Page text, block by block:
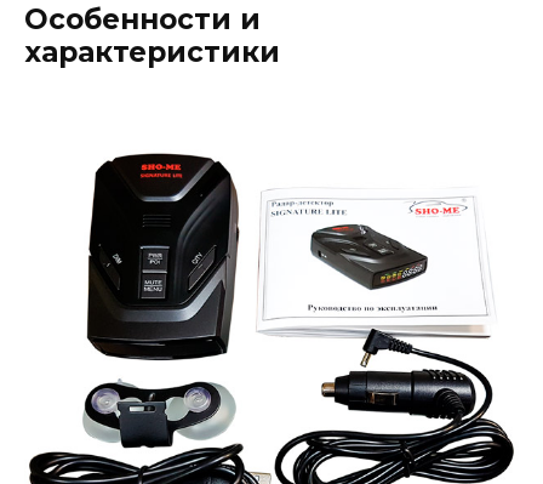
Особенности и
характеристики